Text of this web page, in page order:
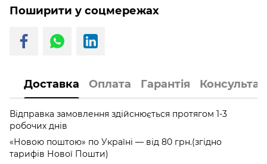
Поширити у соцмережах
Доставка Оплата Гарантія
Відправка замовлення здійснюється протягом 1-3
робочих днів
«Новою поштою» по Україні — від 80 грн.(згідно
тарифів Нової Пошти)